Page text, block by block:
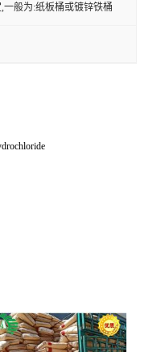
一般为:纸板桶或镀锌铁桶